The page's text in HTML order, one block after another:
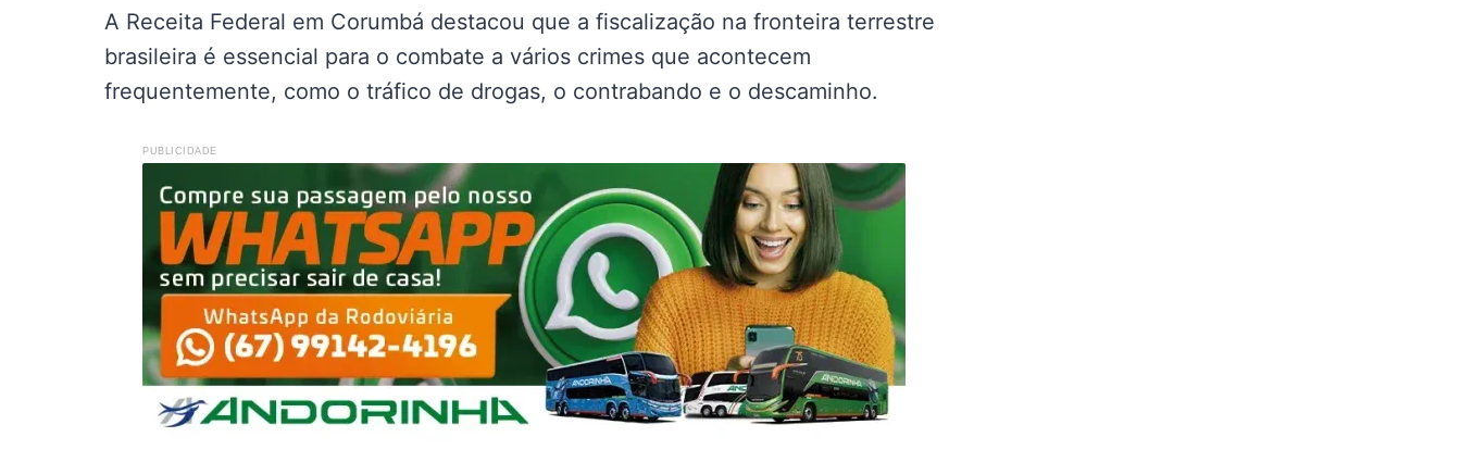
A Receita Federal em Corumbá destacou que a fiscalização na fronteira terrestre
brasileira é essencial para o combate a vários crimes que acontecem
frequentemente, como o tráfico de drogas, o contrabando e o descaminho.
PUBLICIDADE